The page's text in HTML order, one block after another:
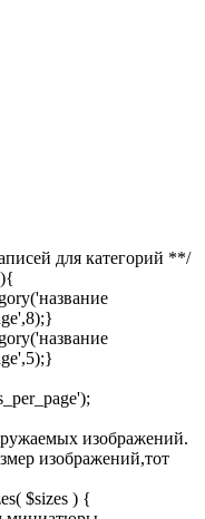
для категорий **/
изображений.
изображений,тот
$sizes ) {